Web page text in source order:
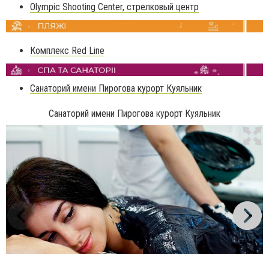
Olympic Shooting Center, стрелковый центр
Комплекс Red Line
Санаторий имени Пирогова курорт Куяльник
Санаторий имени Пирогова курорт Куяльник